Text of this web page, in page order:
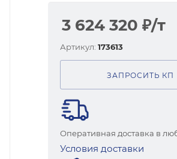
3 624 320 ₽/т
Артикул: 173613
ЗАПРОСИТЬ КП
Оперативная доставка в
Условия доставки